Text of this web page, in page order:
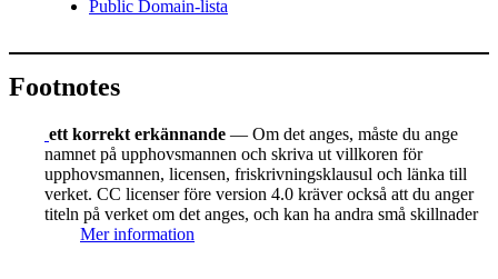
Public Domain-lista
Footnotes
ett korrekt erkännande — Om det anges, måste du ange
namnet på upphovsmannen och skriva ut villkoren för
upphovsmannen, licensen, friskrivningsklausul och länka till
verket. CC licenser före version 4.0 kräver också att du anger
titeln på verket om det anges, och kan ha andra små skillnader
Mer information